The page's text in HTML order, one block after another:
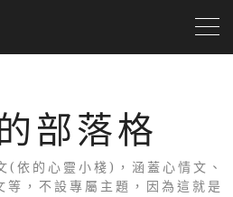
部落格
的心靈小棧)，涵蓋心情文、
等，不設專屬主題，因為這就是